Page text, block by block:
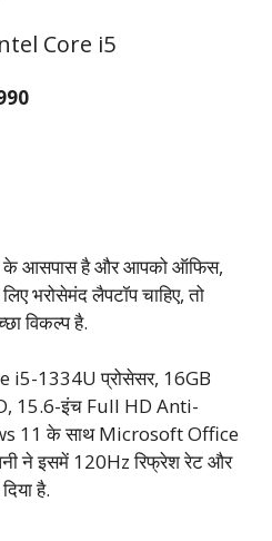
Core i5
आसपास है और आपको ऑफिस,
भरोसेमंद लैपटॉप चाहिए, तो
विकल्प है.
i5-1334U प्रोसेसर, 16GB
15.6-इंच Full HD Anti-
11 के साथ Microsoft Office
ने इसमें 120Hz रिफ्रेश रेट और
है.